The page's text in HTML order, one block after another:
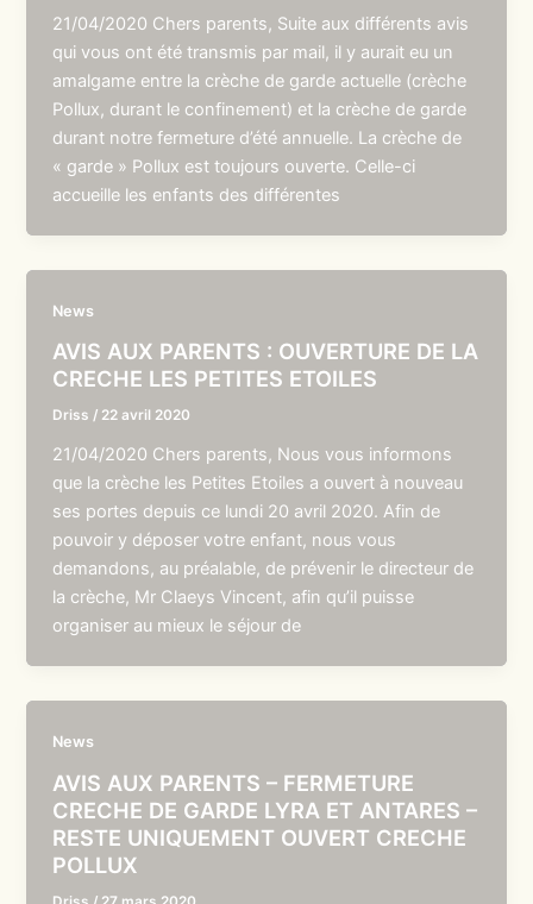
21/04/2020 Chers parents, Suite aux différents avis
qui vous ont été transmis par mail, il y aurait eu un
amalgame entre la crèche de garde actuelle (crèche
Pollux, durant le confinement) et la crèche de garde
durant notre fermeture d’été annuelle. La crèche de
« garde » Pollux est toujours ouverte. Celle-ci
accueille les enfants des différentes
News
AVIS AUX PARENTS : OUVERTURE DE LA
CRECHE LES PETITES ETOILES
Driss / 22 avril 2020
21/04/2020 Chers parents, Nous vous informons
que la crèche les Petites Etoiles a ouvert à nouveau
ses portes depuis ce lundi 20 avril 2020. Afin de
pouvoir y déposer votre enfant, nous vous
demandons, au préalable, de prévenir le directeur de
la crèche, Mr Claeys Vincent, afin qu’il puisse
organiser au mieux le séjour de
News
AVIS AUX PARENTS – FERMETURE
CRECHE DE GARDE LYRA ET ANTARES –
RESTE UNIQUEMENT OUVERT CRECHE
POLLUX